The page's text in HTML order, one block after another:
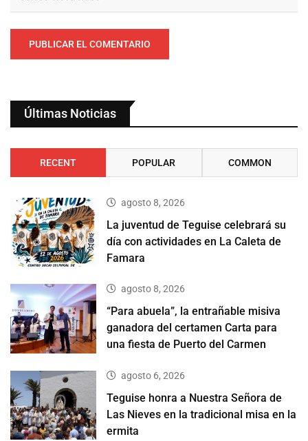
Últimas Noticias
RECENT POPULAR COMMON
agosto 8, 2026
La juventud de Teguise celebrará su
día con actividades en La Caleta de
Famara
agosto 8, 2026
“Para abuela”, la entrañable misiva
ganadora del certamen Carta para
una fiesta de Puerto del Carmen
agosto 6, 2026
Teguise honra a Nuestra Señora de
Las Nieves en la tradicional misa en la
ermita